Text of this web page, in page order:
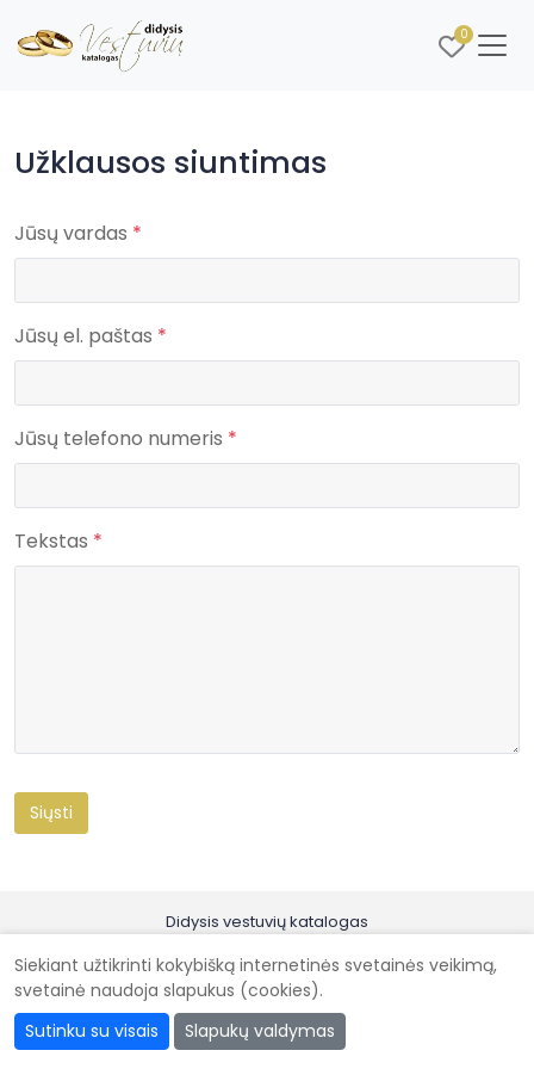
0
Užklausos siuntimas
Jūsų vardas *
Jūsų el. paštas *
Jūsų telefono numeris *
Tekstas *
Didysis vestuvių katalogas
Siekiant užtikrinti kokybišką internetinės svetainės veikimą,
svetainė naudoja slapukus (cookies).
Sutinku su visais
Slapukų valdymas